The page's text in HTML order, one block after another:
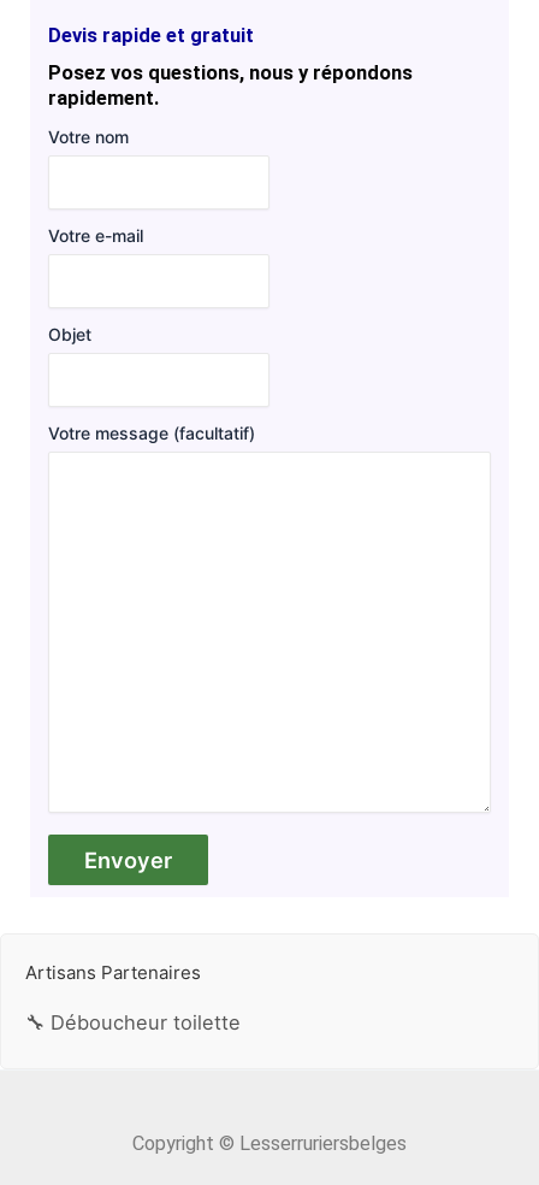
Devis rapide et gratuit
Posez vos questions, nous y répondons
rapidement.
Votre nom
Votre e-mail
Objet
Votre message (facultatif)
Artisans Partenaires
🔧 Déboucheur toilette
Copyright © Lesserruriersbelges